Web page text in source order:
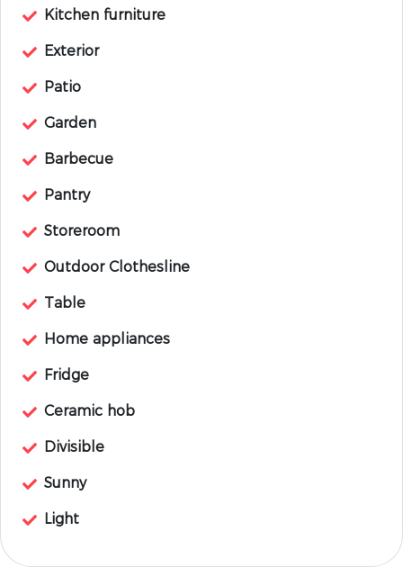
Kitchen furniture
Exterior
Patio
Garden
Barbecue
Pantry
Storeroom
Outdoor Clothesline
Table
Home appliances
Fridge
Ceramic hob
Divisible
Sunny
Light